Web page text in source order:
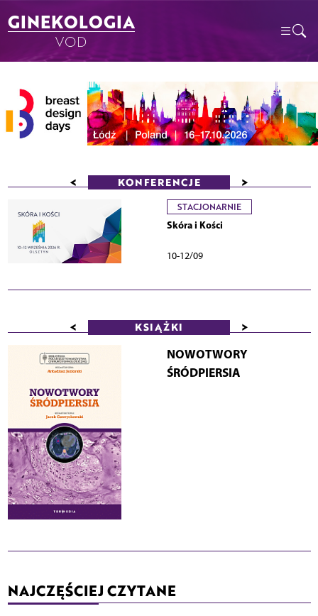
GINEKOLOGIA
VOD
< KONFERENCJE >
STACJONARNIE
Skóra i Kości
10-12/09
< KSIĄŻKI >
NOWOTWORY
ŚRÓDPIERSIA
NAJCZĘŚCIEJ CZYTANE